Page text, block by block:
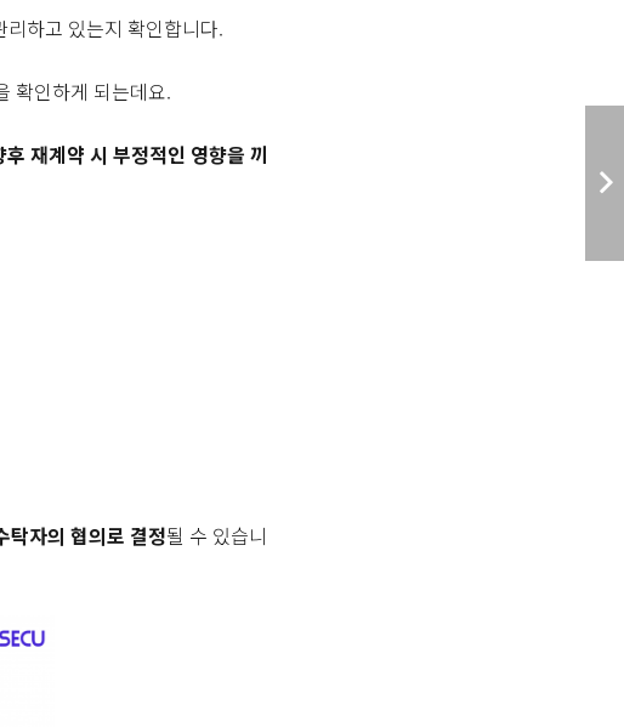
하고 있는지 확인합니다.
확인하게 되는데요.
재계약 시 부정적인 영향을 끼
탁자의 협의로 결정될 수 있습니